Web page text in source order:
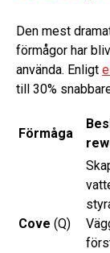
Den mest
förmågor har
använda. Enligt
till 30%
Förmåga
Cove (Q)